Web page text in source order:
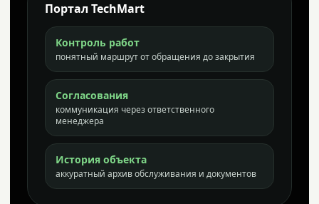
Портал TechMart
Контроль работ
понятный маршрут от обращения до закрытия
Согласования
коммуникация через ответственного
менеджера
История объекта
аккуратный архив обслуживания и документов